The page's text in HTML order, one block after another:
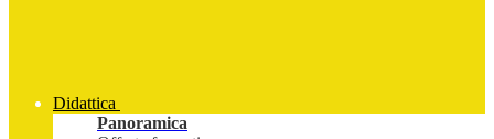
Didattica
Panoramica